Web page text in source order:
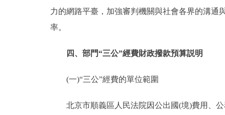
力的網路平臺，加強審判機關與社會各界的溝通
率。
四、部門“三公”經費財政撥款預算説明
(一)“三公”經費的單位範圍
北京市順義區人民法院因公出國(境)費用、公